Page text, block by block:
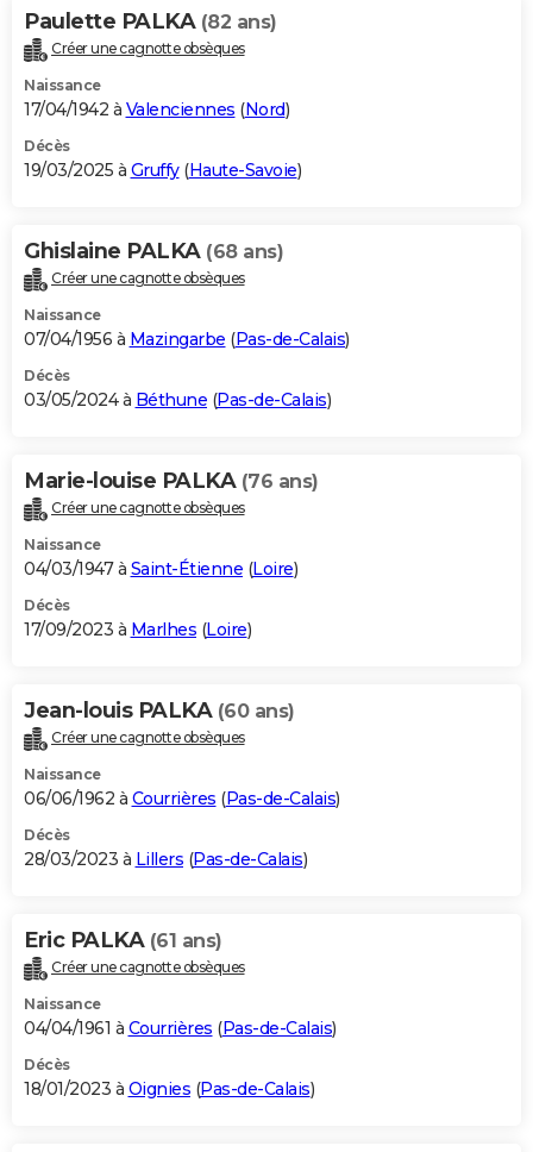
Paulette PALKA (82 ans)
Créer une cagnotte obsèques
Naissance
17/04/1942 à Valenciennes (Nord)
Décès
19/03/2025 à Gruffy(Haute-Savoie)
Ghislaine PALKA (68 ans)
Créer une cagnotte obsèques
Naissance
07/04/1956 à Mazingarbe (Pas-de-Calais)
Décès
03/05/2024 à Béthune (Pas-de-Calais)
Marie-louise PALKA (76 ans)
Créer une cagnotte obsèques
Naissance
04/03/1947 à Saint-Étienne (Loire)
Décès
17/09/2023 à Marlhes (Loire)
Jean-louis PALKA (60 ans)
Créer une cagnotte obsèques
Naissance
06/06/1962 à Courrières (Pas-de-Calais)
Décès
28/03/2023 à Lillers (Pas-de-Calais)
Eric PALKA (61 ans)
Créer une cagnotte obsèques
Naissance
04/04/1961 à Courrières (Pas-de-Calais)
Décès
18/01/2023 à Oignies (Pas-de-Calais)